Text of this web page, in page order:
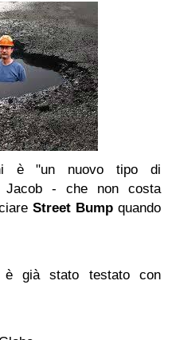
è "un nuovo tipo di
Jacob - che non costa
Street Bump quando
è già stato testato con